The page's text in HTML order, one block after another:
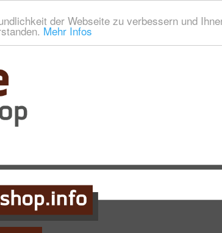
der Webseite zu verbessern und
Mehr Infos